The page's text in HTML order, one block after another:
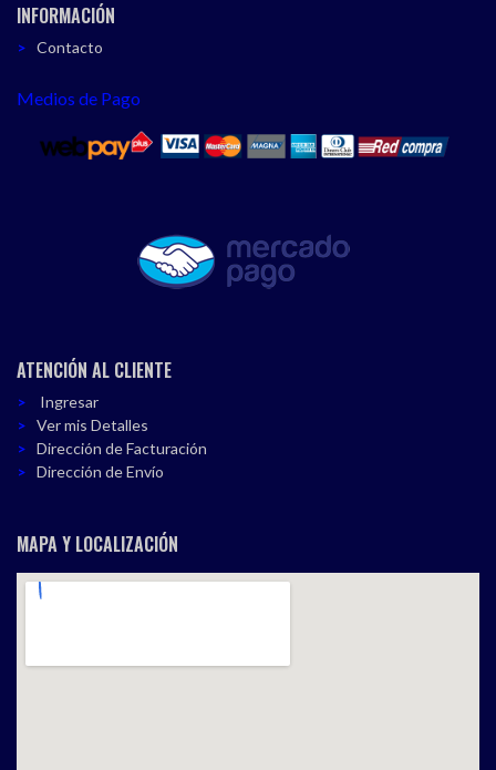
INFORMACIÓN
Contacto
Medios de Pago
ATENCIÓN AL CLIENTE
Ingresar
Ver mis Detalles
Dirección de Facturación
Dirección de Envío
MAPA Y LOCALIZACIÓN